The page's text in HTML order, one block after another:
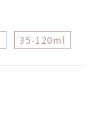
35-120ml